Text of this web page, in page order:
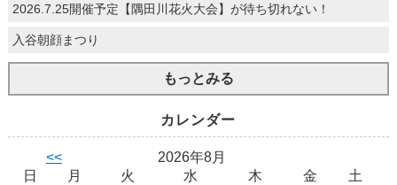
2026.7.25開催予定【隅田川花火大会】が待ち切れない！
入谷朝顔まつり
もっとみる
カレンダー
<<
2026年8月
日
月 火 水 木 金
土